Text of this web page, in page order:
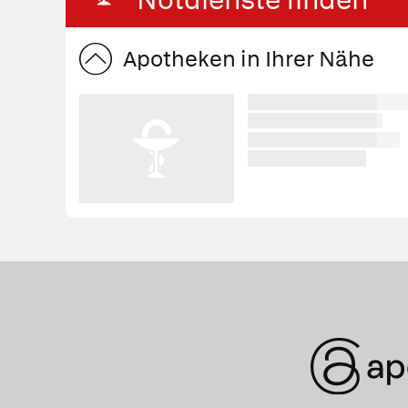
Apotheken in Ihrer Nähe